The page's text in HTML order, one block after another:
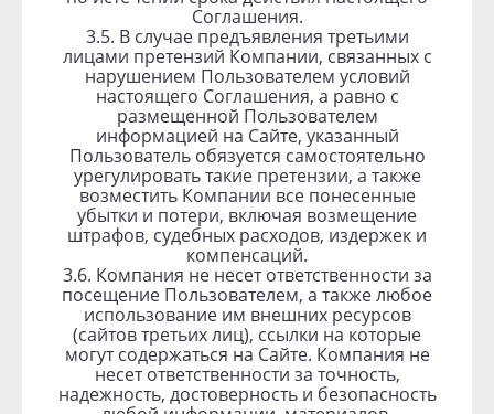
Соглашения.
3.5. В случае предъявления третьими
лицами претензий Компании, связанных с
нарушением Пользователем условий
настоящего Соглашения, а равно с
размещенной Пользователем
информацией на Сайте, указанный
Пользователь обязуется самостоятельно
урегулировать такие претензии, а также
возместить Компании все понесенные
убытки и потери, включая возмещение
штрафов, судебных расходов, издержек и
компенсаций.
3.6. Компания не несет ответственности за
посещение Пользователем, а также любое
использование им внешних ресурсов
(сайтов третьих лиц), ссылки на которые
могут содержаться на Сайте. Компания не
несет ответственности за точность,
надежность, достоверность и безопасность